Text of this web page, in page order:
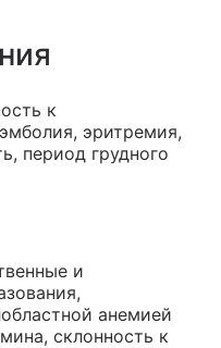
к
эритремия,
период грудного
и
анемией
склонность к